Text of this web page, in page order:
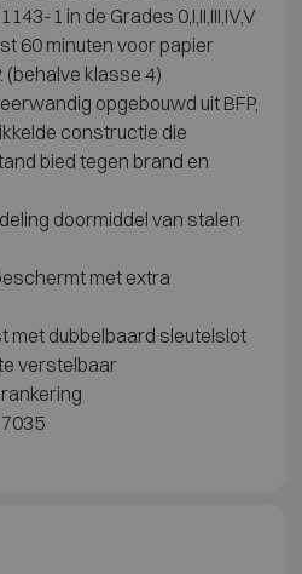
1 in de Grades 0,I,II,III,IV,V
60 minuten voor papier
(behalve klasse 4)
opgebouwd uit BFP,
constructie die
bied tegen brand en
doormiddel van stalen
met extra
met dubbelbaard sleutelslot
verstelbaar